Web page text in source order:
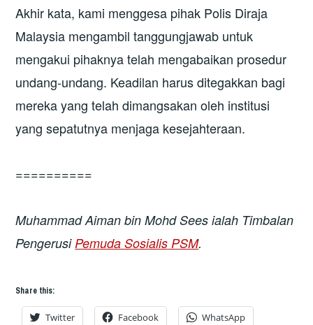
Akhir kata, kami menggesa pihak Polis Diraja
Malaysia mengambil tanggungjawab untuk
mengakui pihaknya telah mengabaikan prosedur
undang-undang. Keadilan harus ditegakkan bagi
mereka yang telah dimangsakan oleh institusi
yang sepatutnya menjaga kesejahteraan.
==========
Muhammad Aiman bin Mohd Sees ialah Timbalan
Pengerusi Pemuda Sosialis PSM.
Share this:
Twitter Facebook WhatsApp